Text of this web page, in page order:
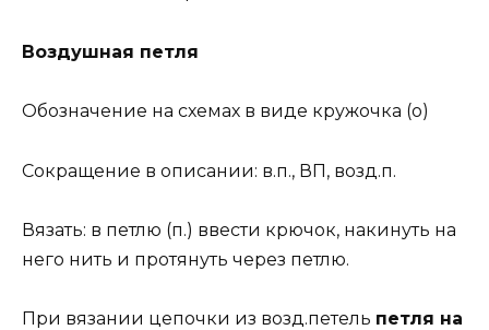
Воздушная петля
Обозначение на схемах в виде кружочка (о)
Сокращение в описании: в.п., ВП, возд.п.
Вязать: в петлю (п.) ввести крючок, накинуть на
него нить и протянуть через петлю.
При вязании цепочки из возд.петель петля на